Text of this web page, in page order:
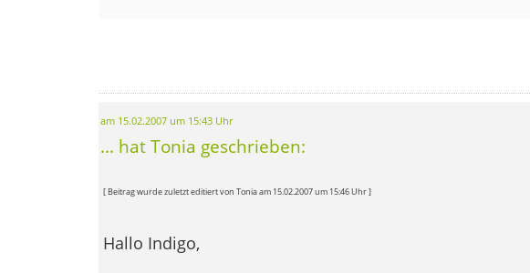
am 15.02.2007 um 15:43 Uhr
... hat Tonia geschrieben:
[ Beitrag wurde zuletzt editiert von Tonia am 15.02.2007 um 15:46 Uhr ]
Hallo Indigo,